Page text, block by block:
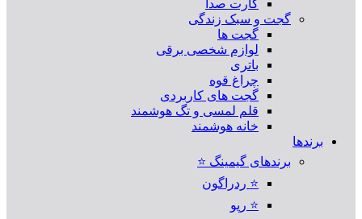
کارت صدا
گجت و سبک زندگی
گجت ها
لوازم شخصی برقی
باتری
چراغ قوه
گجت های کاربردی
قلم لمسی و تگ هوشمند
خانه هوشمند
برندها
برندهای گیمینگ ⭐
⭐ ردراگون
⭐ رپو